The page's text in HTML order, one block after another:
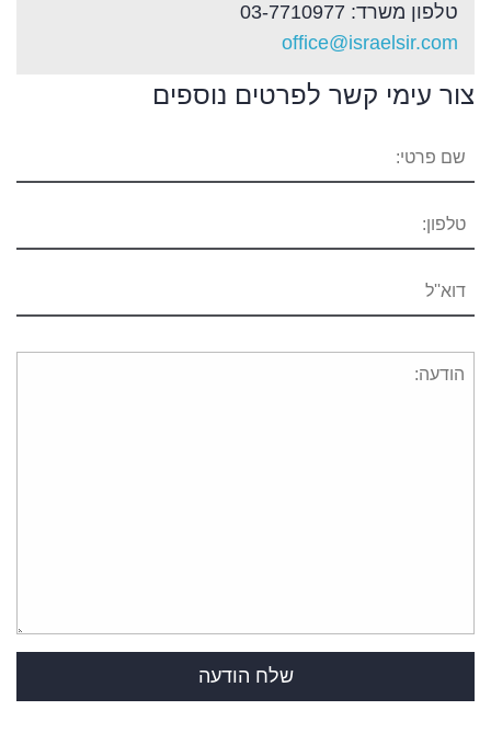
טלפון משרד: 03-7710977
office@israelsir.com
צור עימי קשר לפרטים נוספים